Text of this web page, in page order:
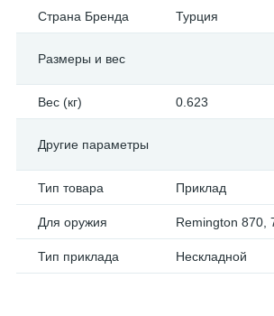
Страна Бренда Турция
Размеры и вес
Вес (кг) 0.623
Другие параметры
Тип товара Приклад
Для оружия Remington 870,
Тип приклада Нескладной